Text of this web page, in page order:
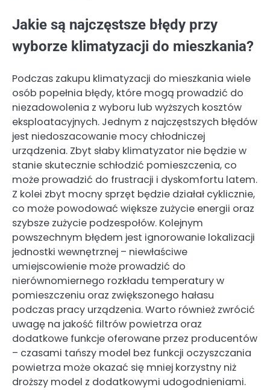
Jakie są najczęstsze błędy przy
wyborze klimatyzacji do mieszkania?
Podczas zakupu klimatyzacji do mieszkania wiele
osób popełnia błędy, które mogą prowadzić do
niezadowolenia z wyboru lub wyższych kosztów
eksploatacyjnych. Jednym z najczęstszych błędów
jest niedoszacowanie mocy chłodniczej
urządzenia. Zbyt słaby klimatyzator nie będzie w
stanie skutecznie schłodzić pomieszczenia, co
może prowadzić do frustracji i dyskomfortu latem.
Z kolei zbyt mocny sprzęt będzie działał cyklicznie,
co może powodować większe zużycie energii oraz
szybsze zużycie podzespołów. Kolejnym
powszechnym błędem jest ignorowanie lokalizacji
jednostki wewnętrznej – niewłaściwe
umiejscowienie może prowadzić do
nierównomiernego rozkładu temperatury w
pomieszczeniu oraz zwiększonego hałasu
podczas pracy urządzenia. Warto również zwrócić
uwagę na jakość filtrów powietrza oraz
dodatkowe funkcje oferowane przez producentów
– czasami tańszy model bez funkcji oczyszczania
powietrza może okazać się mniej korzystny niż
droższy model z dodatkowymi udogodnieniami.